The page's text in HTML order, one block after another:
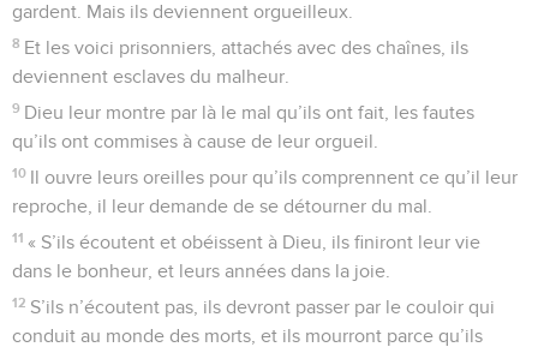
gardent. Mais ils deviennent orgueilleux.
8 Et les voici prisonniers, attachés avec des chaînes, ils
deviennent esclaves du malheur.
9 Dieu leur montre par là le mal qu’ils ont fait, les fautes
qu’ils ont commises à cause de leur orgueil.
10 Il ouvre leurs oreilles pour qu’ils comprennent ce qu’il leur
reproche, il leur demande de se détourner du mal.
11 « S’ils écoutent et obéissent à Dieu, ils finiront leur vie
dans le bonheur, et leurs années dans la joie.
12 S’ils n’écoutent pas, ils devront passer par le couloir qui
conduit au monde des morts, et ils mourront parce qu’ils